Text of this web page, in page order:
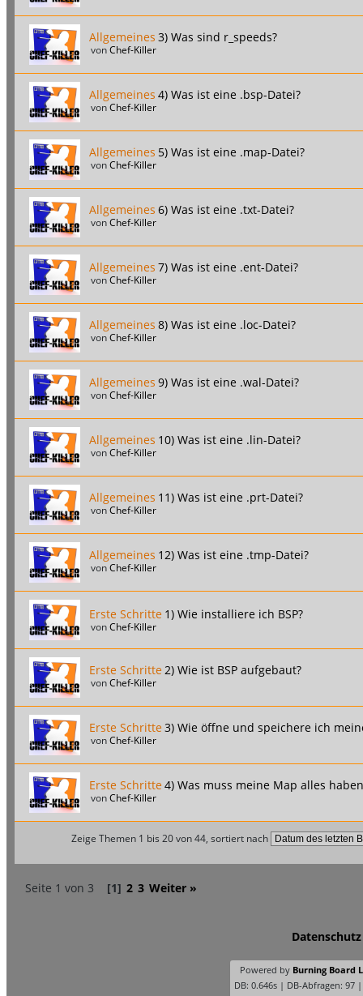
Allgemeines 3) Was sind r_speeds?
vonChef-Killer
Allgemeines 4) Was ist eine .bsp-Datei?
vonChef-Killer
Allgemeines 5) Was ist eine .map-Datei?
vonChef-Killer
Allgemeines 6) Was ist eine .txt-Datei?
vonChef-Killer
Allgemeines 7) Was ist eine .ent-Datei?
vonChef-Killer
Allgemeines 8) Was ist eine .loc-Datei?
vonChef-Killer
Allgemeines 9) Was ist eine .wal-Datei?
vonChef-Killer
Allgemeines 10) Was ist eine .lin-Datei?
vonChef-Killer
Allgemeines 11) Was ist eine .prt-Datei?
vonChef-Killer
Allgemeines 12) Was ist eine .tmp-Datei?
vonChef-Killer
Erste Schritte 1) Wie installiere ich BSP?
vonChef-Killer
Erste Schritte2) Wie ist BSP aufgebaut?
vonChef-Killer
Erste Schritte3) Wie öffne und speichere ich
vonChef-Killer
Erste Schritte4) Was muss meine Map alles
vonChef-Killer
Zeige Themen 1 bis 20 von 44, sortiert nach
Seite 1 von 3 [1] 2 3 Weiter »
Datenschutz
Powered by Burning Board
DB: 0.646s | DB-Abfragen: 97